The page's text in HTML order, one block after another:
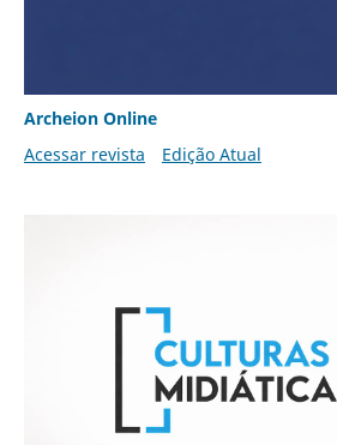
Archeion Online
Acessar revista
Edição Atual